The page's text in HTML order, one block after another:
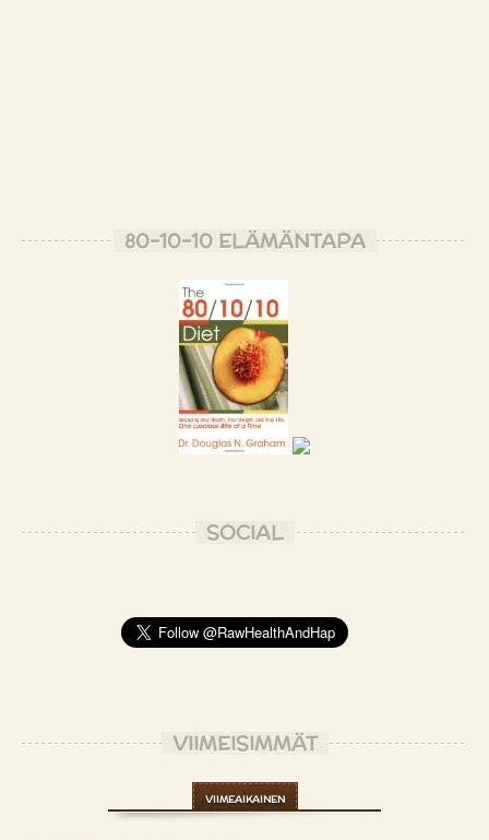
80-10-10 ELÄMÄNTAPA
SOCIAL
VIIMEISIMMÄT
VIIMEAIKAINEN